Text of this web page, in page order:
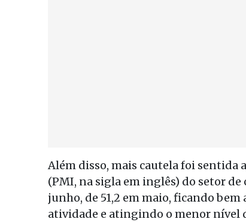
Além disso, mais cautela foi sentida
(PMI, na sigla em inglês) do setor
junho, de 51,2 em maio, ficando
atividade e atingindo o menor nível